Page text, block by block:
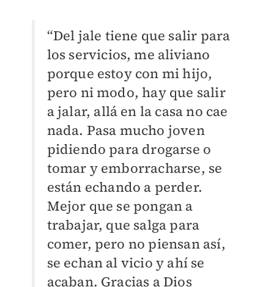
“Del jale tiene que salir para
los servicios, me aliviano
porque estoy con mi hijo,
pero ni modo, hay que salir
a jalar, allá en la casa no cae
nada. Pasa mucho joven
pidiendo para drogarse o
tomar y emborracharse, se
están echando a perder.
Mejor que se pongan a
trabajar, que salga para
comer, pero no piensan así,
se echan al vicio y ahí se
acaban. Gracias a Dios